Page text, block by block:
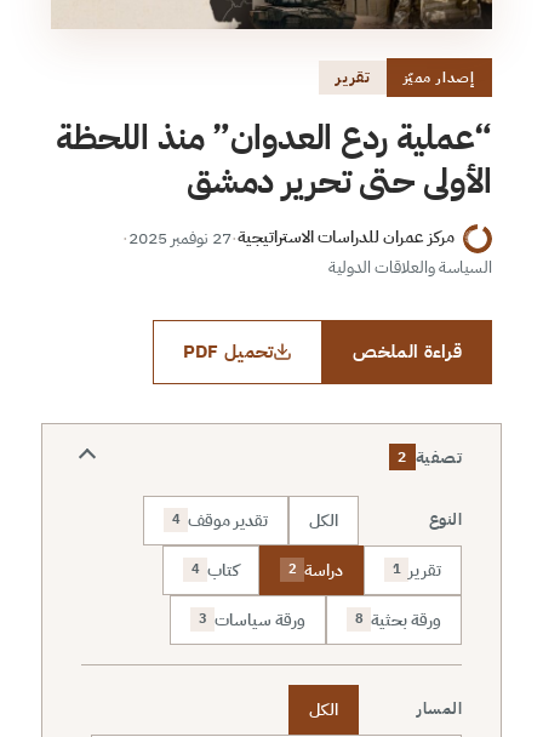
إصدار مميّز تقرير
“عملية ردع العدوان” منذ اللحظة
الأولى حتى تحرير دمشق
مركز عمران للدراسات الاستراتيجية·27 نوفمبر 2025
·
السياسة والعلاقات الدولية
قراءة الملخص تحميل PDF
تصفية 2
النوع الكل تقدير موقف 4
تقرير 1 دراسة 2 كتاب 4
ورقة بحثية 8 ورقة سياسات 3
المسار
الكل